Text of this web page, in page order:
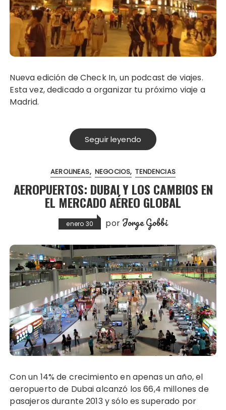
Nueva edición de Check In, un podcast de viajes.
Esta vez, dedicado a organizar tu próximo viaje a
Madrid.
Seguir leyendo
AEROLINEAS NEGOCIOS TENDENCIAS
AEROPUERTOS: DUBAI Y LOS CAMBIOS EN
EL MERCADO AÉREO GLOBAL
enero 30 por Jorge Gobbi
Con un 14% de crecimiento en apenas un año, el
aeropuerto de Dubai alcanzó los 66,4 millones de
pasajeros durante 2013 y sólo es superado por